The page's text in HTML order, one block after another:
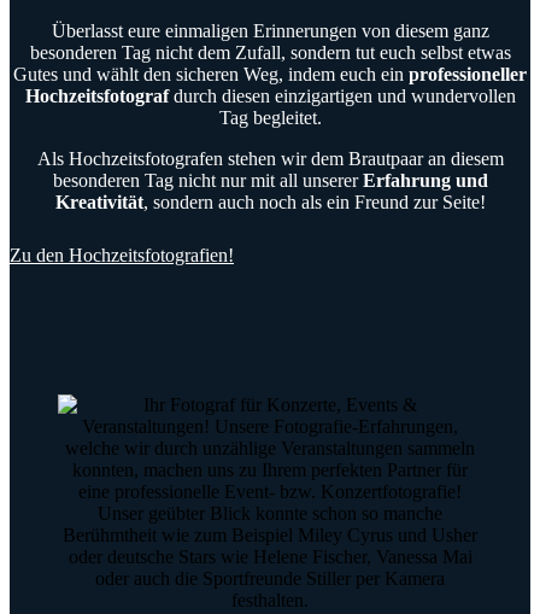
Überlasst eure einmaligen Erinnerungen von diesem ganz
besonderen Tag nicht dem Zufall, sondern tut euch selbst etwas
Gutes und wählt den sicheren Weg, indem euch ein professioneller
Hochzeitsfotografdurch diesen einzigartigen und wundervollen
Tag begleitet.
Als Hochzeitsfotografen stehen wir dem Brautpaar an diesem
besonderen Tag nicht nur mit all unsererErfahrung und
Kreativität, sondern auch noch als ein Freund zur Seite!
Zu den Hochzeitsfotografien!